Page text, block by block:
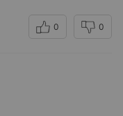
0 0